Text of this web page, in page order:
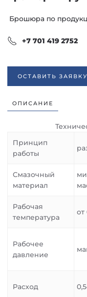
Брошюра по
+7 701 419 2752
ОСТАВИТЬ ЗАЯВКУ
ОПИСАНИЕ
Принцип
работы
Смазочный
материал
Рабочая
температура
от
Рабочее
давление
Расход